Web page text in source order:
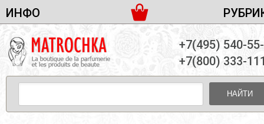
ИНФО
ДОСТАВКА И ОПЛАТА
ПАРТНЕРСТВО
КОНТАКТЫ
ЖЕНСКАЯ ПАРФЮМЕРИЯ
МУЖСКАЯ ПАРФЮМЕРИЯ
УНИСЕКС ПАРФЮМЕРИЯ
ЖЕНСКИЕ НАБОРЫ
+7(495) 540-
+7(800) 333-
НАЙТИ